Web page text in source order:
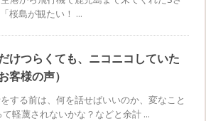
桜島が観たい！ ...
けつらくても、ニコニコしていた
客様の声）
する前は、何を話せばいいのか、変なこと
て軽蔑されないかな？などと余計 ...